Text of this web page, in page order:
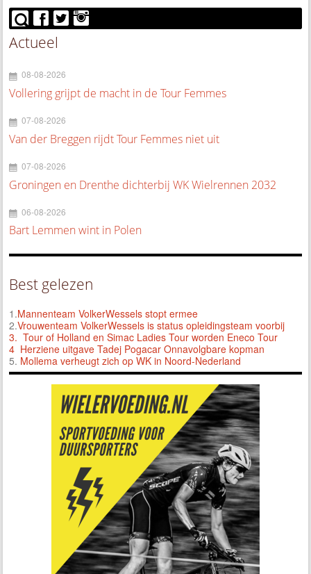
Actueel
08-08-2026
Vollering grijpt de macht in de Tour Femmes
07-08-2026
Van der Breggen rijdt Tour Femmes niet uit
07-08-2026
Groningen en Drenthe dichterbij WK Wielrennen 2032
06-08-2026
Bart Lemmen wint in Polen
Best gelezen
1.Mannenteam VolkerWessels stopt ermee
2.Vrouwenteam VolkerWessels is status opleidingsteam voorbij
3. Tour of Holland en Simac Ladies Tour worden Eneco Tour
4 Herziene uitgave Tadej Pogacar Onnavolgbare kopman
5. Mollema verheugt zich op WK in Noord-Nederland